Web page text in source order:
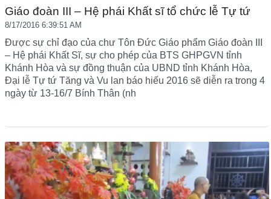
Giáo đoàn III – Hệ phái Khất sĩ tổ chức lễ Tự tứ
8/17/2016 6:39:51 AM
Được sự chỉ đạo của chư Tôn Đức Giáo phẩm Giáo đoàn III
– Hệ phái Khất Sĩ, sự cho phép của BTS GHPGVN tỉnh
Khánh Hòa và sự đồng thuận của UBND tỉnh Khánh Hòa,
Đại lễ Tự tứ Tăng và Vu lan báo hiếu 2016 sẽ diễn ra trong 4
ngày từ 13-16/7 Bính Thân (nh